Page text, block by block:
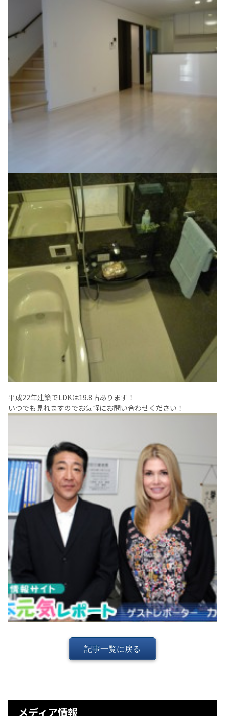
平成22年建築でLDKは19.8帖あります！
いつでも見れますのでお気軽にお問い合わせください！
記事一覧に戻る
メディア情報